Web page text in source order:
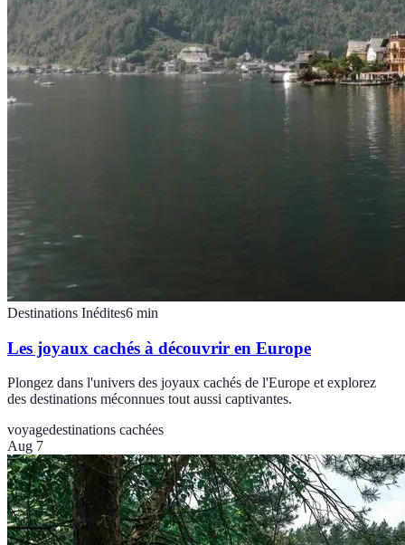
Destinations Inédites6 min
Les joyaux cachés à découvrir en Europe
Plongez dans l'univers des joyaux cachés de l'Europe et explorez
des destinations méconnues tout aussi captivantes.
voyagedestinations cachées
Aug 7